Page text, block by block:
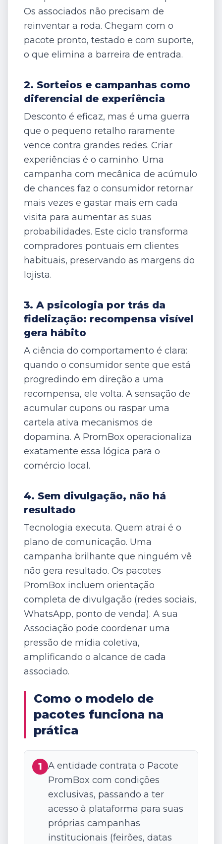
Os associados não precisam de
reinventar a roda. Chegam com o
pacote pronto, testado e com suporte,
o que elimina a barreira de entrada.
2. Sorteios e campanhas como
diferencial de experiência
Desconto é eficaz, mas é uma guerra
que o pequeno retalho raramente
vence contra grandes redes. Criar
experiências é o caminho. Uma
campanha com mecânica de acúmulo
de chances faz o consumidor retornar
mais vezes e gastar mais em cada
visita para aumentar as suas
probabilidades. Este ciclo transforma
compradores pontuais em clientes
habituais, preservando as margens do
lojista.
3. A psicologia por trás da
fidelização: recompensa visível
gera hábito
A ciência do comportamento é clara:
quando o consumidor sente que está
progredindo em direção a uma
recompensa, ele volta. A sensação de
acumular cupons ou raspar uma
cartela ativa mecanismos de
dopamina. A PromBox operacionaliza
exatamente essa lógica para o
comércio local.
4. Sem divulgação, não há
resultado
Tecnologia executa. Quem atrai é o
plano de comunicação. Uma
campanha brilhante que ninguém vê
não gera resultado. Os pacotes
PromBox incluem orientação
completa de divulgação (redes sociais,
WhatsApp, ponto de venda). A sua
Associação pode coordenar uma
pressão de mídia coletiva,
amplificando o alcance de cada
associado.
Como o modelo de
pacotes funciona na
prática
1 A entidade contrata o Pacote
PromBox com condições
exclusivas, passando a ter
acesso à plataforma para suas
próprias campanhas
institucionais (feirões, datas